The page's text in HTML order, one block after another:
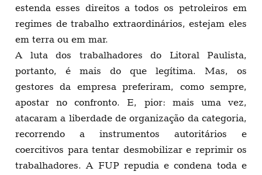
estenda esses direitos a todos os petroleiros em
regimes de trabalho extraordinários, estejam eles
em terra ou em mar.
A luta dos trabalhadores do Litoral Paulista,
portanto, é mais do que legítima. Mas, os
gestores da empresa preferiram, como sempre,
apostar no confronto. E, pior: mais uma vez,
atacaram a liberdade de organização da categoria,
recorrendo a instrumentos autoritários e
coercitivos para tentar desmobilizar e reprimir os
trabalhadores. A FUP repudia e condena toda e